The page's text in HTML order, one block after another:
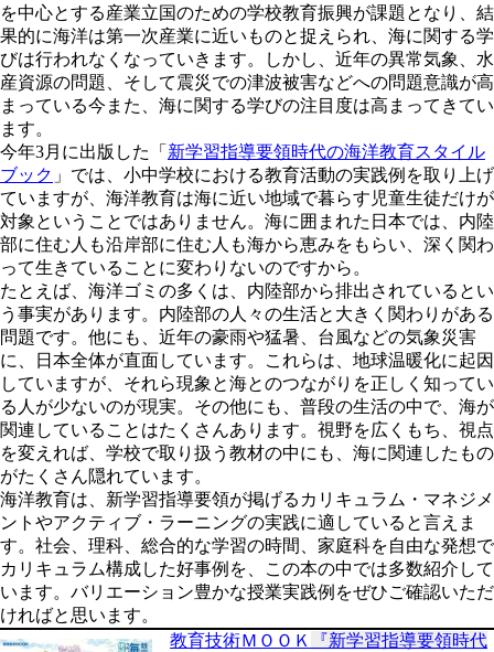
を中心とする産業立国のための学校教育振興が課題となり、結
果的に海洋は第一次産業に近いものと捉えられ、海に関する学
びは行われなくなっていきます。しかし、近年の異常気象、水
産資源の問題、そして震災での津波被害などへの問題意識が高
まっている今また、海に関する学びの注目度は高まってきてい
ます。
今年3月に出版した「 新学習指導要領時代の海洋教育スタイル
ブック 」では、小中学校における教育活動の実践例を取り上げ
ていますが、海洋教育は海に近い地域で暮らす児童生徒だけが
対象ということではありません。海に囲まれた日本では、内陸
部に住む人も沿岸部に住む人も海から恵みをもらい、深く関わ
って生きていることに変わりないのですから。
たとえば、海洋ゴミの多くは、内陸部から排出されているとい
う事実があります。内陸部の人々の生活と大きく関わりがある
問題です。他にも、近年の豪雨や猛暑、台風などの気象災害
に、日本全体が直面しています。これらは、地球温暖化に起因
していますが、それら現象と海とのつながりを正しく知ってい
る人が少ないのが現実。その他にも、普段の生活の中で、海が
関連していることはたくさんあります。視野を広くもち、視点
を変えれば、学校で取り扱う教材の中にも、海に関連したもの
がたくさん隠れています。
海洋教育は、新学習指導要領が掲げるカリキュラム・マネジメ
ントやアクティブ・ラーニングの実践に適していると言えま
す。社会、理科、総合的な学習の時間、家庭科を自由な発想で
カリキュラム構成した好事例を、この本の中では多数紹介して
います。バリエーション豊かな授業実践例をぜひご確認いただ
ければと思います。
教育技術ＭＯＯＫ
『新学習指導要領時代